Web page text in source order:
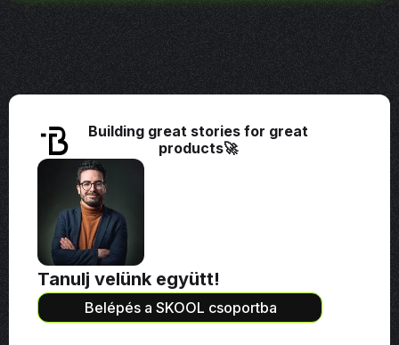
Building great stories for great
products🚀
Tanulj velünk együtt!
Belépés a SKOOL csoportba